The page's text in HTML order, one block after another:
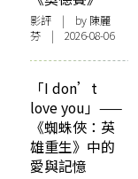
影評 | by 陳麗
芬 | 2026-08-06
「I don’t
love you」——
《蜘蛛俠：英
雄重生》中的
愛與記憶